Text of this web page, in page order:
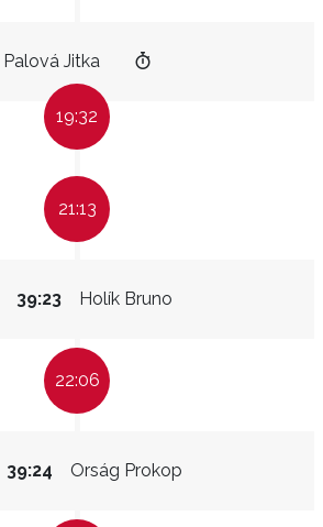
Palová Jitka
19:32
21:13
Holík Bruno
39:23
22:06
Orság Prokop
39:24